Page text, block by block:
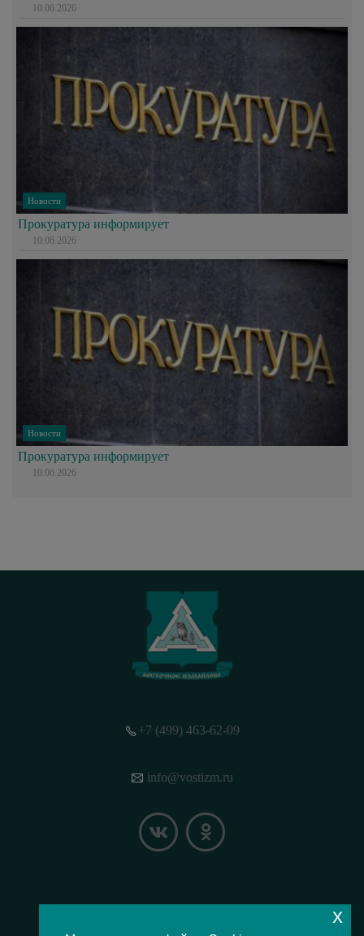
10.06.2026
Новости
Прокуратура информирует
10.06.2026
Новости
Прокуратура информирует
10.06.2026
+7 (499) 463-62-09
info@vostizm.ru
x